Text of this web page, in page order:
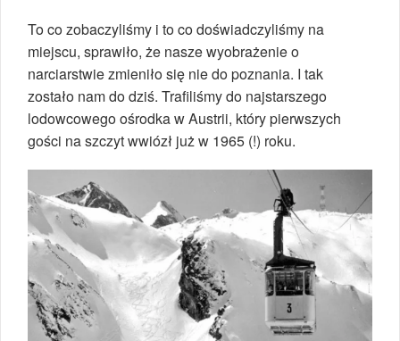
To co zobaczyliśmy i to co doświadczyliśmy na
miejscu, sprawiło, że nasze wyobrażenie o
narciarstwie zmieniło się nie do poznania. I tak
zostało nam do dziś. Trafiliśmy do najstarszego
lodowcowego ośrodka w Austrii, który pierwszych
gości na szczyt wwiózł już w 1965 (!) roku.